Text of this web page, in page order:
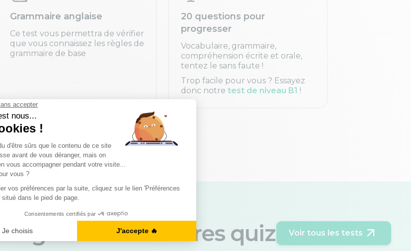
Grammaire anglaise
Ce test vous permettra de vérifier
que vous connaissez les règles de
grammaire de base
20 questions pour
progresser
Vocabulaire, grammaire,
compréhension écrite et orale,
tentez le sans faute !
Trop facile pour vous ? Essayez
donc notre test de niveau B1 !
Demandez votre bilan gratuit
grâce à nos autres quiz Voir tous les tests